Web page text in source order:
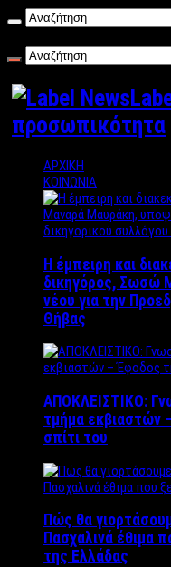
προσωπικότητα
ΑΡΧΙΚΗ
ΚΟΙΝΩΝΙΑ
Η έμπειρη και
δικηγόρος, Σωσώ
νέου για την
Θήβας
ΑΠΟΚΛΕΙΣΤΙΚΟ:
τμήμα εκβιαστών
σπίτι του
Πώς θα
Πασχαλινά έθιμα
της Ελλάδας